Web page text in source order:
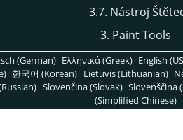
3.7. Nástroj
3. Paint Tools
(German) Ελληνικά (Greek) English
한국어 (Korean) Lietuvis (Lithuanian)
Slovenčina (Slovak) Slovenščina
(Simplified Chinese)